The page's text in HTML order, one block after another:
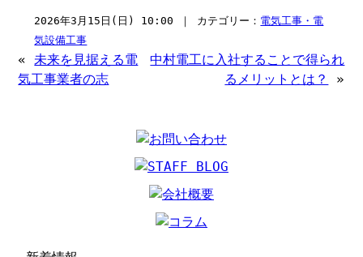
2026年3月15日(日) 10:00 ｜ カテゴリー： 電気工事・電
気設備工事
«未来を見据える電
気工事業者の志
中村電工に入社することで得られ
るメリットとは？
»